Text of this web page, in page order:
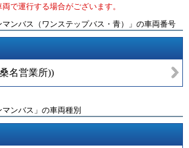
両で運行する場合がございます。
マンバス（ワンステップバス・青） 」 の車両番号
名営業所))
ンバス」の車両種別